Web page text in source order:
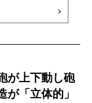
が上下動し砲
「立体的」